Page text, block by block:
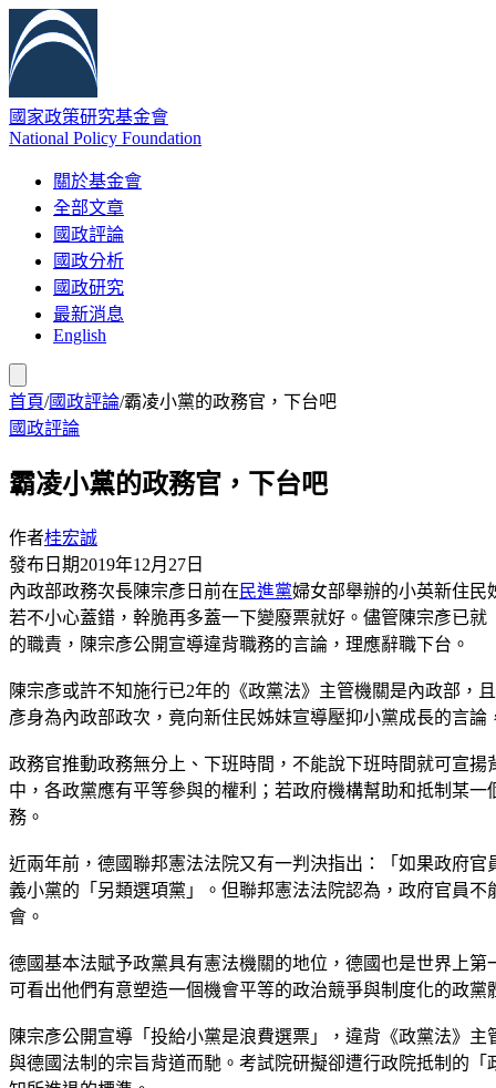
國家政策研究基金會
National Policy Foundation
關於基金會
全部文章
國政評論
國政分析
國政研究
最新消息
English
首頁/國政評論/霸凌小黨的政務官，下台吧
國政評論
霸凌小黨的政務官，下台吧
作者桂宏誠
發布日期2019年12月27日
內政部政務次長陳宗彥日前在 民進黨婦女部舉辦的小英新住民
若不小心蓋錯，幹脆再多蓋一下變廢票就好。儘管陳宗彥已
的職責，陳宗彥公開宣導違背職務的言論，理應辭職下台。
陳宗彥或許不知施行已2年的《政黨法》主管機關是內政部，
彥身為內政部政次，竟向新住民姊妹宣導壓抑小黨成長的言
政務官推動政務無分上、下班時間，不能說下班時間就可宣
中，各政黨應有平等參與的權利；若政府機構幫助和抵制某
務。
近兩年前，德國聯邦憲法法院又有一判決指出：「如果政府
義小黨的「另類選項黨」。但聯邦憲法法院認為，政府官員
會。
德國基本法賦予政黨具有憲法機關的地位，德國也是世界上
可看出他們有意塑造一個機會平等的政治競爭與制度化的政
陳宗彥公開宣導「投給小黨是浪費選票」，違背《政黨法》
與德國法制的宗旨背道而馳。考試院研擬卻遭行政院抵制的